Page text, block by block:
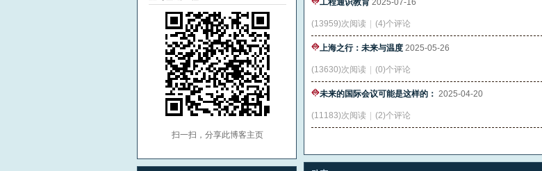
扫一扫，分享此博客主页
工程通识教育 2025-07-16
(13959)次阅读 (4)个评论
上海之行：未来与温度 2025-05-26
(13630)次阅读 (0)个评论
未来的国际会议可能是这样的： 2025-04-20
(11183)次阅读 (2)个评论